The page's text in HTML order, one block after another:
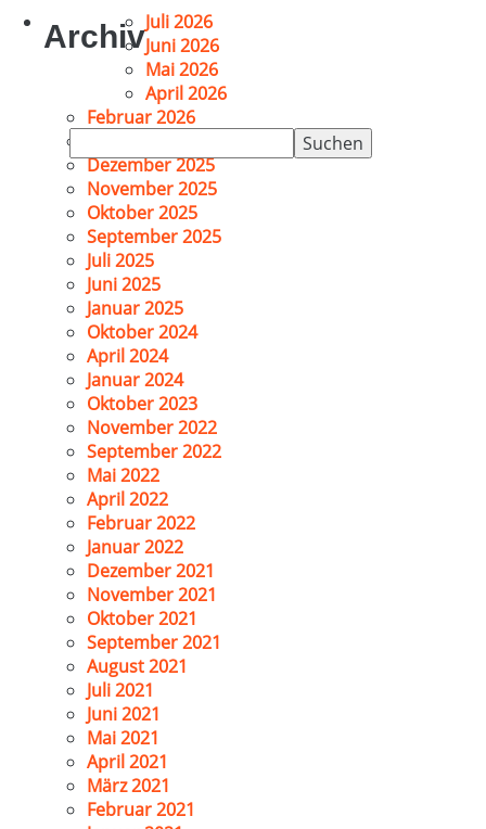
Suchen
nach:
ArchivJuli 2026
Juni 2026
Mai 2026
April 2026
Februar 2026
Dezember 2025
November 2025
Oktober 2025
September 2025
Juli 2025
Juni 2025
Januar 2025
Oktober 2024
April 2024
Januar 2024
Oktober 2023
November 2022
September 2022
Mai 2022
April 2022
Februar 2022
Januar 2022
Dezember 2021
November 2021
Oktober 2021
September 2021
August 2021
Juli 2021
Juni 2021
Mai 2021
April 2021
März 2021
Februar 2021